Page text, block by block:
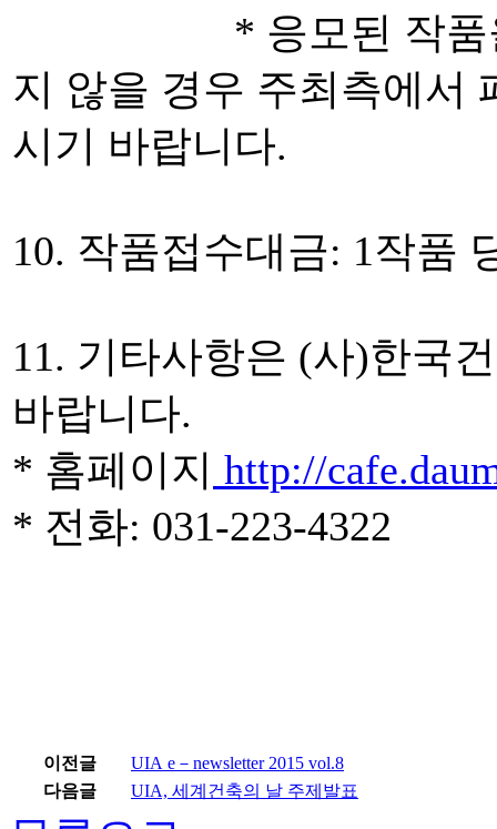
* 응모된 작품을 지
지 않을 경우 주최측에서
시기 바랍니다.
10. 작품접수대금: 1작품
11. 기타사항은 (사)한국
바랍니다.
* 홈페이지 http://
* 전화: 031-223-4322
이전글
UIA e－newsletter 2015 vol.8
다음글
UIA, 세계건축의 날 주제발표